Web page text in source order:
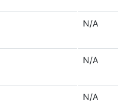
N/A
N/A
N/A